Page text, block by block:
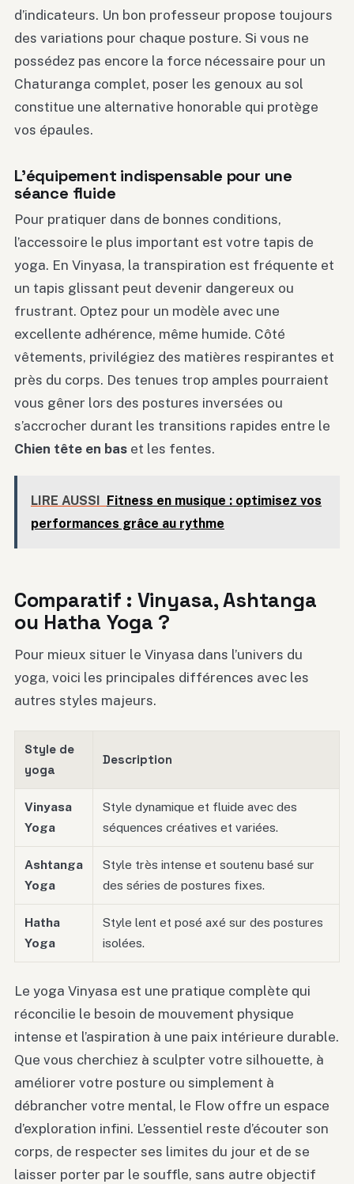
d’indicateurs. Un bon professeur propose toujours
des variations pour chaque posture. Si vous ne
possédez pas encore la force nécessaire pour un
Chaturanga complet, poser les genoux au sol
constitue une alternative honorable qui protège
vos épaules.
L’équipement indispensable pour une
séance fluide
Pour pratiquer dans de bonnes conditions,
l’accessoire le plus important est votre tapis de
yoga. En Vinyasa, la transpiration est fréquente et
un tapis glissant peut devenir dangereux ou
frustrant. Optez pour un modèle avec une
excellente adhérence, même humide. Côté
vêtements, privilégiez des matières respirantes et
près du corps. Des tenues trop amples pourraient
vous gêner lors des postures inversées ou
s’accrocher durant les transitions rapides entre le
Chien tête en bas et les fentes.
LIRE AUSSI Fitness en musique : optimisez vos
performances grâce au rythme
Comparatif : Vinyasa, Ashtanga
ou Hatha Yoga ?
Pour mieux situer le Vinyasa dans l’univers du
yoga, voici les principales différences avec les
autres styles majeurs.
Style de
yoga
Description
Vinyasa
Yoga
Style dynamique et fluide avec des
séquences créatives et variées.
Ashtanga
Yoga
Style très intense et soutenu basé sur
des séries de postures fixes.
Hatha
Yoga
Style lent et posé axé sur des postures
isolées.
Le yoga Vinyasa est une pratique complète qui
réconcilie le besoin de mouvement physique
intense et l’aspiration à une paix intérieure durable.
Que vous cherchiez à sculpter votre silhouette, à
améliorer votre posture ou simplement à
débrancher votre mental, le Flow offre un espace
d’exploration infini. L’essentiel reste d’écouter son
corps, de respecter ses limites du jour et de se
laisser porter par le souffle, sans autre objectif